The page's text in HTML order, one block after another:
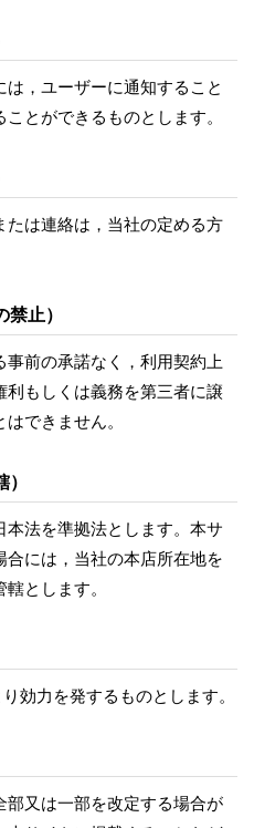
，ユーザーに通知すること
とができるものとします。
は連絡は，当社の定める方
止）
前の承諾なく，利用契約上
もしくは義務を第三者に譲
できません。
法を準拠法とします。本サ
には，当社の本店所在地を
とします。
効力を発するものとします。
部又は一部を改定する場合が